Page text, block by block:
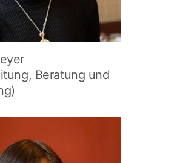
Beratung und